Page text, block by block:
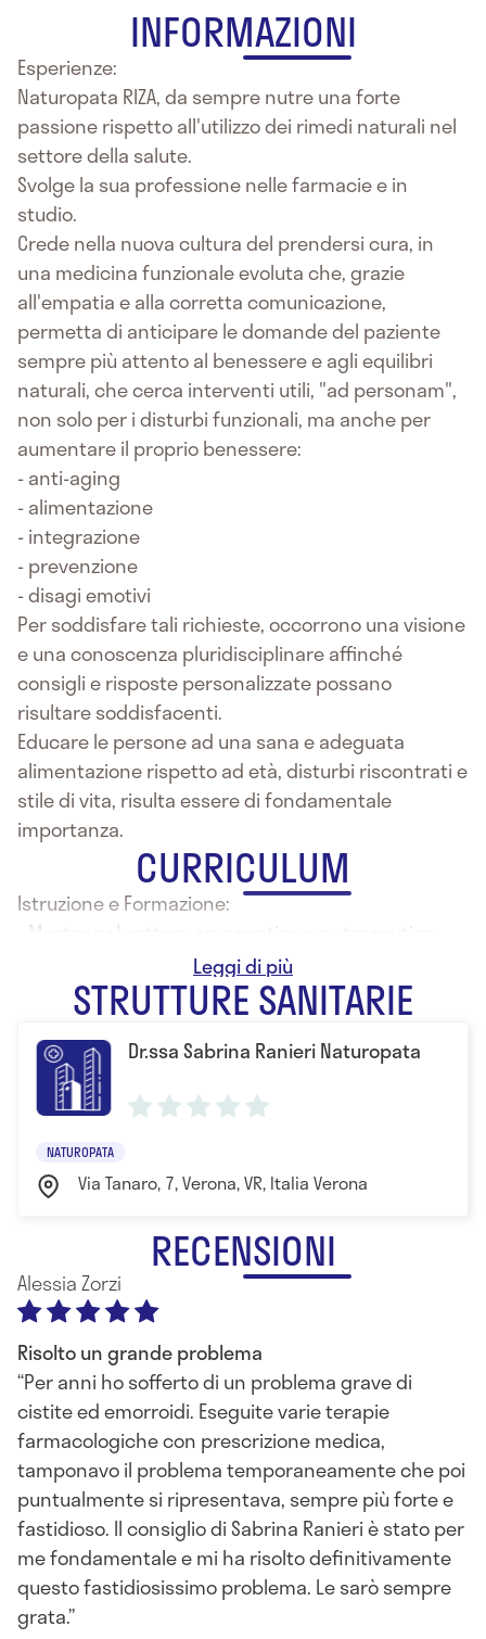
INFORMAZIONI
Esperienze:
Naturopata RIZA, da sempre nutre una forte
passione rispetto all'utilizzo dei rimedi naturali nel
settore della salute.
Svolge la sua professione nelle farmacie e in
studio.
Crede nella nuova cultura del prendersi cura, in
una medicina funzionale evoluta che, grazie
all'empatia e alla corretta comunicazione,
permetta di anticipare le domande del paziente
sempre più attento al benessere e agli equilibri
naturali, che cerca interventi utili, "ad personam",
non solo per i disturbi funzionali, ma anche per
aumentare il proprio benessere:
- anti-aging
- alimentazione
- integrazione
- prevenzione
- disagi emotivi
Per soddisfare tali richieste, occorrono una visione
e una conoscenza pluridisciplinare affinché
consigli e risposte personalizzate possano
risultare soddisfacenti.
Educare le persone ad una sana e adeguata
alimentazione rispetto ad età, disturbi riscontrati e
stile di vita, risulta essere di fondamentale
importanza.
CURRICULUM
Istruzione e Formazione:
- Master nel settore omeopatico e nutraceutico
- Presso Istituto Riza di medicina psicosomatica
STRUTTURE SANITARIE
Dr.ssa Sabrina Ranieri Naturopata
NATUROPATA
Via Tanaro, 7, Verona, VR, Italia Verona
RECENSIONI
Alessia Zorzi
Risolto un grande problema
Per anni ho sofferto di un problema grave di
cistite ed emorroidi. Eseguite varie terapie
farmacologiche con prescrizione medica,
tamponavo il problema temporaneamente che poi
puntualmente si ripresentava, sempre più forte e
fastidioso. Il consiglio di Sabrina Ranieri è stato per
me fondamentale e mi ha risolto definitivamente
questo fastidiosissimo problema. Le sarò sempre
grata.